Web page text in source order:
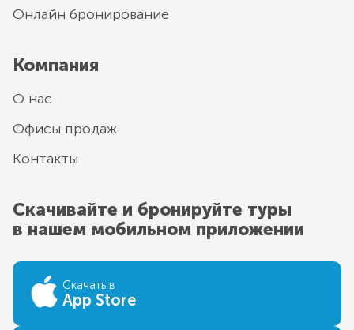
Онлайн бронирование
Компания
О нас
Офисы продаж
Контакты
Скачивайте и бронируйте туры
в нашем мобильном приложении
Скачать в
App Store